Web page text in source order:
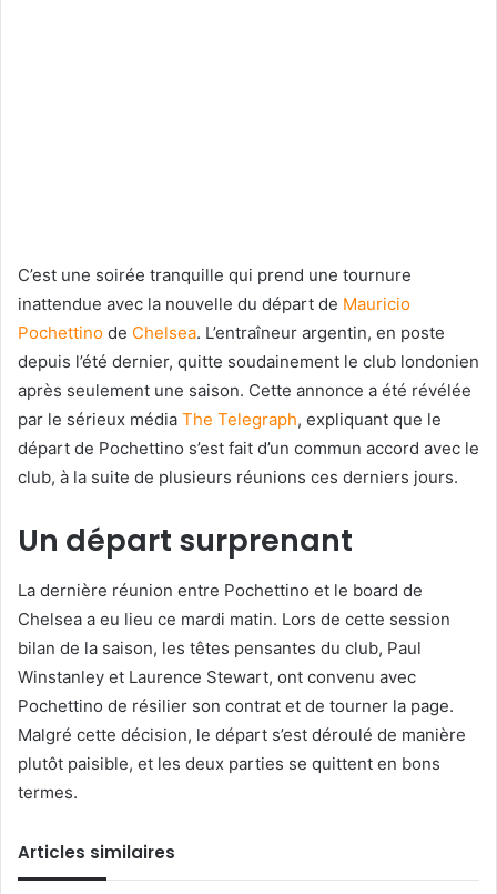
C’est une soirée tranquille qui prend une tournure
inattendue avec la nouvelle du départ de Mauricio
Pochettino de Chelsea. L’entraîneur argentin, en poste
depuis l’été dernier, quitte soudainement le club londonien
après seulement une saison. Cette annonce a été révélée
par le sérieux média The Telegraph, expliquant que le
départ de Pochettino s’est fait d’un commun accord avec le
club, à la suite de plusieurs réunions ces derniers jours.
Un départ surprenant
La dernière réunion entre Pochettino et le board de
Chelsea a eu lieu ce mardi matin. Lors de cette session
bilan de la saison, les têtes pensantes du club, Paul
Winstanley et Laurence Stewart, ont convenu avec
Pochettino de résilier son contrat et de tourner la page.
Malgré cette décision, le départ s’est déroulé de manière
plutôt paisible, et les deux parties se quittent en bons
termes.
Articles similaires